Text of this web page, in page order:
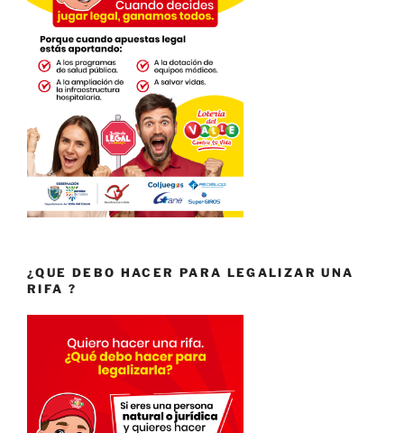
¿QUE DEBO HACER PARA LEGALIZAR UNA
RIFA ?